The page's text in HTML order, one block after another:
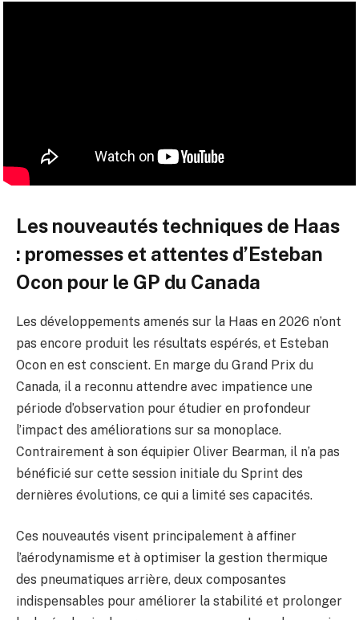
Les nouveautés techniques de Haas
: promesses et attentes d’Esteban
Ocon pour le GP du Canada
Les développements amenés sur la Haas en 2026 n’ont
pas encore produit les résultats espérés, et Esteban
Ocon en est conscient. En marge du Grand Prix du
Canada, il a reconnu attendre avec impatience une
période d’observation pour étudier en profondeur
l’impact des améliorations sur sa monoplace.
Contrairement à son équipier Oliver Bearman, il n’a pas
bénéficié sur cette session initiale du Sprint des
dernières évolutions, ce qui a limité ses capacités.
Ces nouveautés visent principalement à affiner
l’aérodynamisme et à optimiser la gestion thermique
des pneumatiques arrière, deux composantes
indispensables pour améliorer la stabilité et prolonger